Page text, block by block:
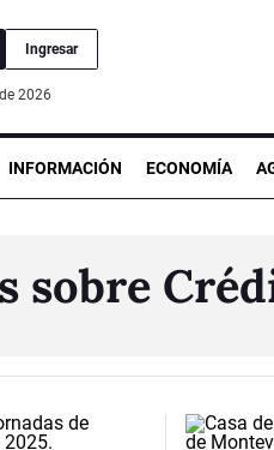
Ingresar
2026
INFORMACIÓN ECONOMÍA
sobre